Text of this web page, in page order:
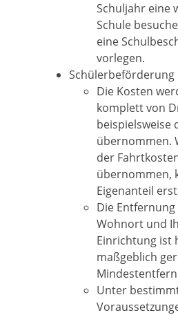
Schuljahr eine
Schule
eine
vorlegen.
Schülerbeförderung
Die Kosten
komplett von
beispielsweise
übernommen.
der
übernommen,
Eigenanteil
Die
Wohnort und
Einrichtung ist
maßgeblich
Unter